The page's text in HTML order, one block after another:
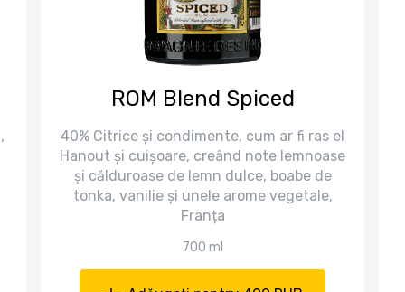
ROM Blend Spiced
40% Citrice și condimente, cum ar fi ras el
Hanout și cuișoare, creând note lemnoase
și călduroase de lemn dulce, boabe de
tonka, vanilie și unele arome vegetale,
Franța
700 ml